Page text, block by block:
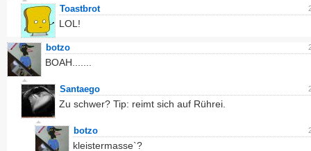
Toastbrot
LOL!
botzo
BOAH.......
Santaego
Zu schwer? Tip: reimt sich auf Rührei.
botzo
kleistermasse`?